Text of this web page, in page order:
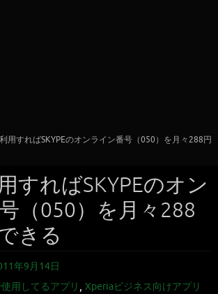
用すればSKYPEのオンライン番号（050）を月々288円
すればSKYPEのオン
（050）を月々288
きる
年9月14日
用してるアプリ ,Xperiaビジネス向けアプリ